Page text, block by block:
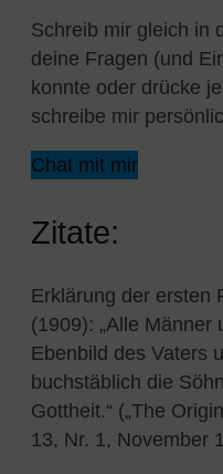
Schreib mir gleich in
deine Fragen (und
konnte oder drücke
schreibe mir
Chat mit mir
Zitate:
Erklärung der ersten
(1909): „Alle Männer
Ebenbild des Vaters
buchstäblich die
Gottheit.“ („The
13, Nr. 1, November